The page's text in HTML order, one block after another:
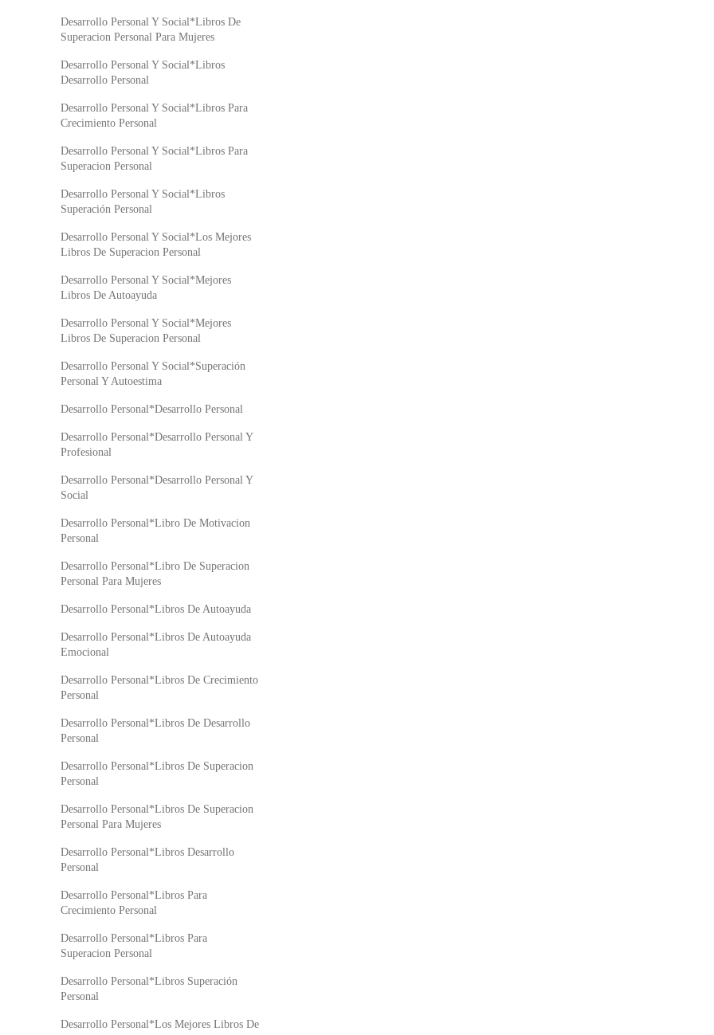
Desarrollo Personal Y Social*Libros De
Superacion Personal Para Mujeres
Desarrollo Personal Y Social*Libros
Desarrollo Personal
Desarrollo Personal Y Social*Libros Para
Crecimiento Personal
Desarrollo Personal Y Social*Libros Para
Superacion Personal
Desarrollo Personal Y Social*Libros
Superación Personal
Desarrollo Personal Y Social*Los Mejores
Libros De Superacion Personal
Desarrollo Personal Y Social*Mejores
Libros De Autoayuda
Desarrollo Personal Y Social*Mejores
Libros De Superacion Personal
Desarrollo Personal Y Social*Superación
Personal Y Autoestima
Desarrollo Personal*Desarrollo Personal
Desarrollo Personal*Desarrollo Personal Y
Profesional
Desarrollo Personal*Desarrollo Personal Y
Social
Desarrollo Personal*Libro De Motivacion
Personal
Desarrollo Personal*Libro De Superacion
Personal Para Mujeres
Desarrollo Personal*Libros De Autoayuda
Desarrollo Personal*Libros De Autoayuda
Emocional
Desarrollo Personal*Libros De Crecimiento
Personal
Desarrollo Personal*Libros De Desarrollo
Personal
Desarrollo Personal*Libros De Superacion
Personal
Desarrollo Personal*Libros De Superacion
Personal Para Mujeres
Desarrollo Personal*Libros Desarrollo
Personal
Desarrollo Personal*Libros Para
Crecimiento Personal
Desarrollo Personal*Libros Para
Superacion Personal
Desarrollo Personal*Libros Superación
Personal
Desarrollo Personal*Los Mejores Libros De